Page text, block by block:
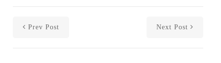
Prev Post Next Post